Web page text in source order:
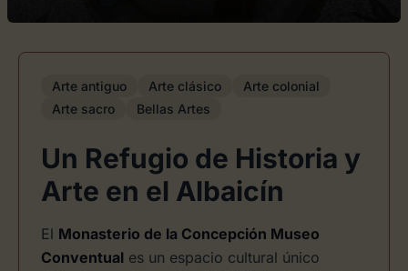
Arte antiguo Arte clásico
Arte colonial
Arte sacro
Bellas Artes
Un Refugio de Historia y
Arte en el Albaicín
El Monasterio de la Concepción Museo
Conventual es un espacio cultural único